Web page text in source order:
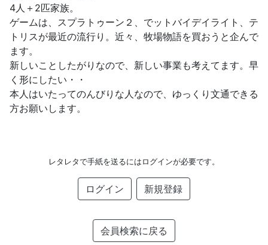
4人＋2匹家族。
ゲームは、スプラトゥーン２、でットバイデイライト、テ
トリスが最近の流行り。近々、牧場物語を買おうと企んで
ます。
新しいことしたがりなので、新しい事業も考えてます。早
く形にしたい・・
本人はいたってのんびりな人なので、ゆっくり文通できる
方お願いします。
レタレタで手紙を送るにはログインが必要です。
ログイン 新規登録
会員検索に戻る